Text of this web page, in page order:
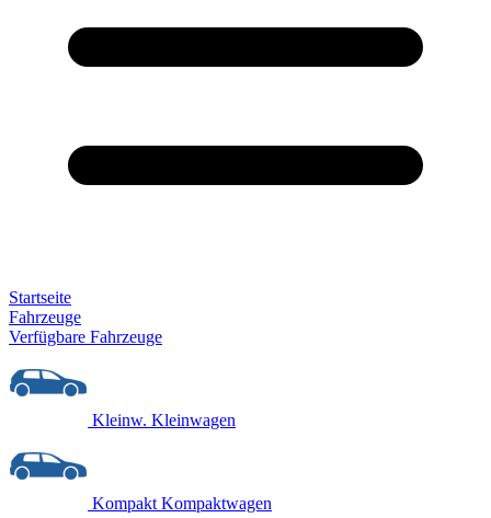
Startseite
Fahrzeuge
Verfügbare Fahrzeuge
Kleinw. Kleinwagen
Kompakt Kompaktwagen